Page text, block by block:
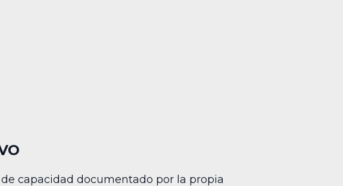
capacidad documentado por la propia